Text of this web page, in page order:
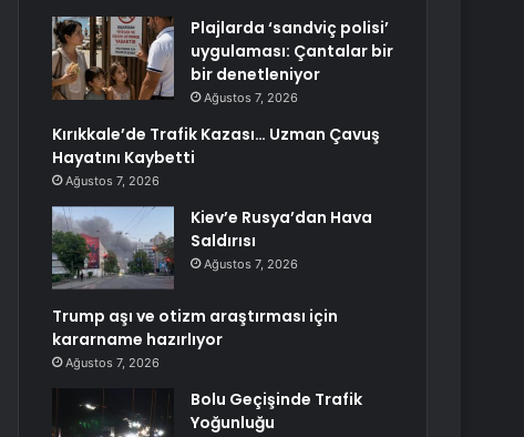
Plajlarda ‘sandviç polisi’
uygulaması: Çantalar bir
bir denetleniyor
Ağustos 7, 2026
Kırıkkale’de Trafik Kazası… Uzman Çavuş
Hayatını Kaybetti
Ağustos 7, 2026
Kiev’e Rusya’dan Hava
Saldırısı
Ağustos 7, 2026
Trump aşı ve otizm araştırması için
kararname hazırlıyor
Ağustos 7, 2026
Bolu Geçişinde Trafik
Yoğunluğu